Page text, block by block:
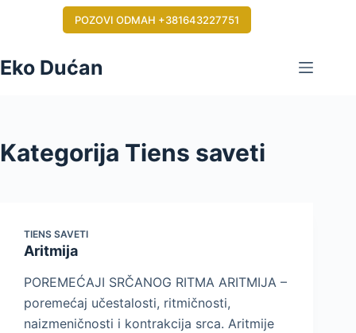
POZOVI ODMAH +381643227751
Eko Dućan
Kategorija Tiens saveti
TIENS SAVETI
Aritmija
POREMEĆAJI SRČANOG RITMA ARITMIJA –
poremećaj učestalosti, ritmičnosti,
naizmeničnosti i kontrakcija srca. Aritmije